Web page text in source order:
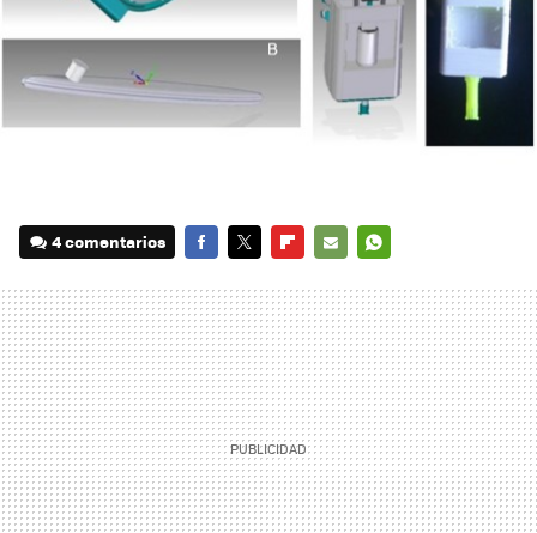
4 comentarios
MAIL